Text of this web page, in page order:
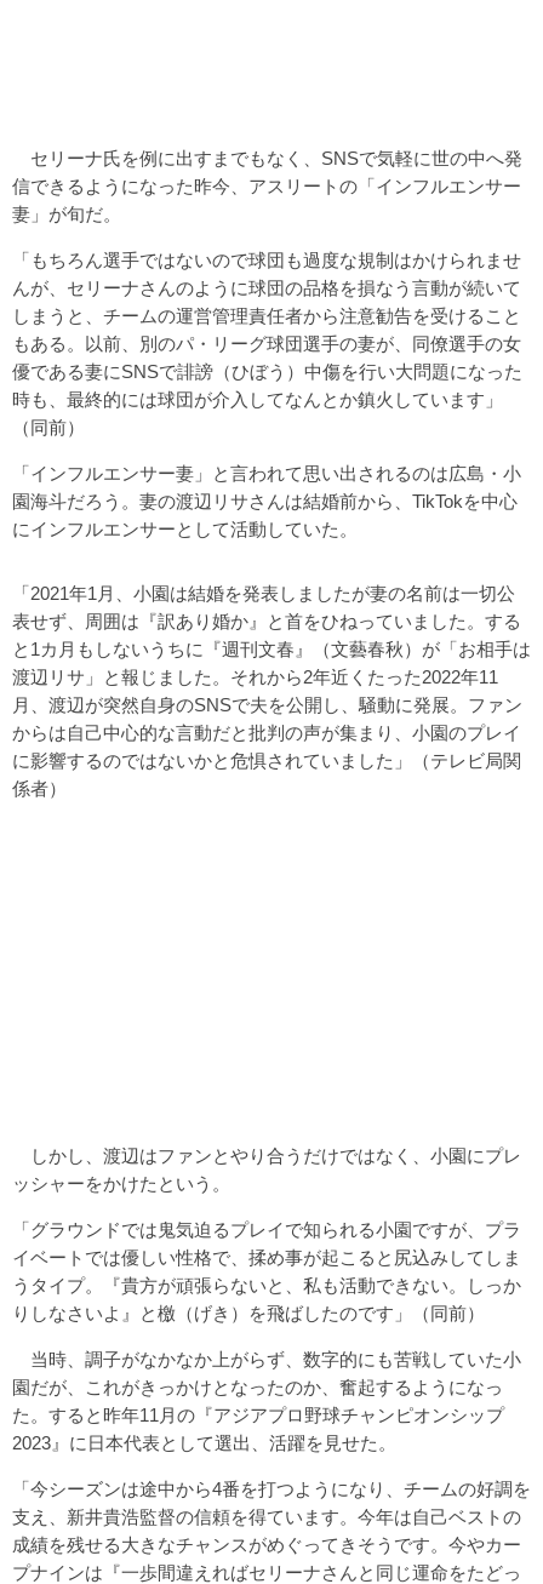
セリーナ氏を例に出すまでもなく、SNSで気軽に世の中へ発
信できるようになった昨今、アスリートの「インフルエンサー
妻」が旬だ。
「もちろん選手ではないので球団も過度な規制はかけられませ
んが、セリーナさんのように球団の品格を損なう言動が続いて
しまうと、チームの運営管理責任者から注意勧告を受けること
もある。以前、別のパ・リーグ球団選手の妻が、同僚選手の女
優である妻にSNSで誹謗（ひぼう）中傷を行い大問題になった
時も、最終的には球団が介入してなんとか鎮火しています」
（同前）
「インフルエンサー妻」と言われて思い出されるのは広島・小
園海斗だろう。妻の渡辺リサさんは結婚前から、TikTokを中心
にインフルエンサーとして活動していた。
「2021年1月、小園は結婚を発表しましたが妻の名前は一切公
表せず、周囲は『訳あり婚か』と首をひねっていました。する
と1カ月もしないうちに『週刊文春』（文藝春秋）が「お相手は
渡辺リサ」と報じました。それから2年近くたった2022年11
月、渡辺が突然自身のSNSで夫を公開し、騒動に発展。ファン
からは自己中心的な言動だと批判の声が集まり、小園のプレイ
に影響するのではないかと危惧されていました」（テレビ局関
係者）
しかし、渡辺はファンとやり合うだけではなく、小園にプレ
ッシャーをかけたという。
「グラウンドでは鬼気迫るプレイで知られる小園ですが、プラ
イベートでは優しい性格で、揉め事が起こると尻込みしてしま
うタイプ。『貴方が頑張らないと、私も活動できない。しっか
りしなさいよ』と檄（げき）を飛ばしたのです」（同前）
当時、調子がなかなか上がらず、数字的にも苦戦していた小
園だが、これがきっかけとなったのか、奮起するようになっ
た。すると昨年11月の『アジアプロ野球チャンピオンシップ
2023』に日本代表として選出、活躍を見せた。
「今シーズンは途中から4番を打つようになり、チームの好調を
支え、新井貴浩監督の信頼を得ています。今年は自己ベストの
成績を残せる大きなチャンスがめぐってきそうです。今やカー
プナインは『一歩間違えればセリーナさんと同じ運命をたどっ